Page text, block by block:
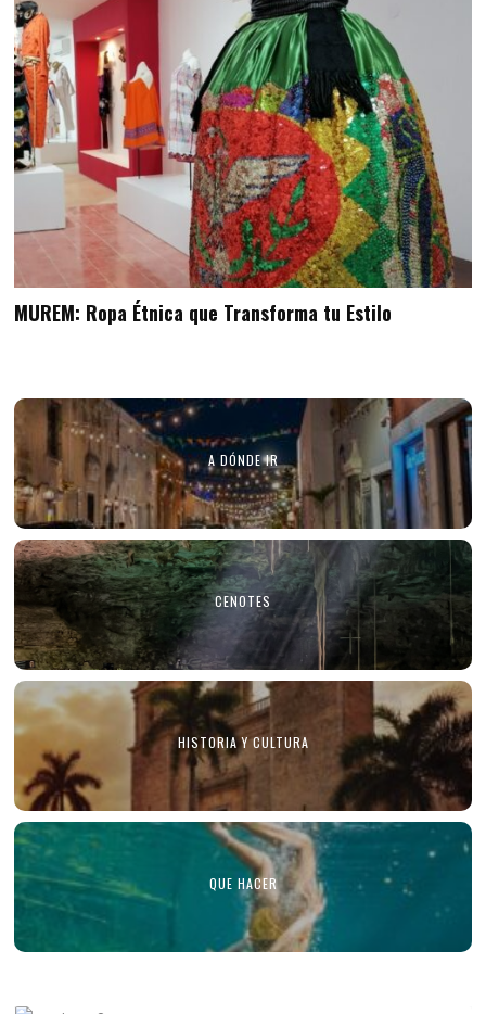
MUREM: Ropa Étnica que Transforma tu Estilo
A DÓNDE IR
CENOTES
HISTORIA Y CULTURA
QUE HACER